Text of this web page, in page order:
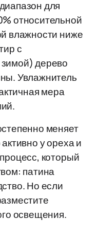
для
относительной
влажности ниже
с
дерево
Увлажнитель
мера
меняет
у ореха и
который
патина
Но если
освещения.